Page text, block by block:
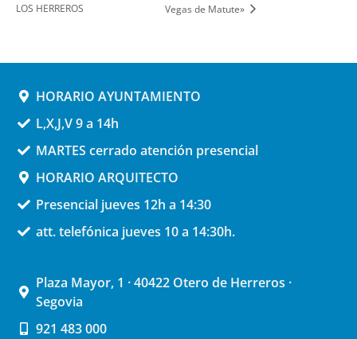
LOS HERREROS
Vegas de Matute»
HORARIO AYUNTAMIENTO
L,X,J,V 9 a 14h
MARTES cerrado atención presencial
HORARIO ARQUITECTO
Presencial jueves 12h a 14:30
att. telefónica jueves 10 a 14:30h.
Plaza Mayor, 1 · 40422 Otero de Herreros ·
Segovia
921 483 000